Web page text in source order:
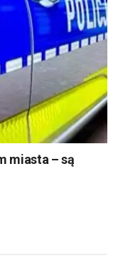
miasta – są